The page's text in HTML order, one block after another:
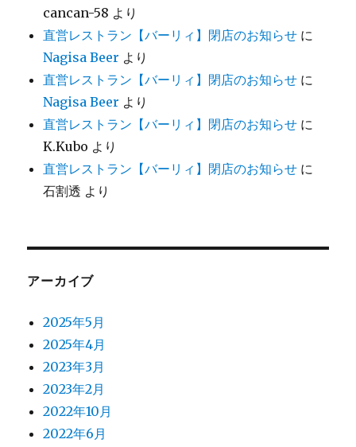
cancan-58 より
直営レストラン【バーリィ】閉店のお知らせ に
Nagisa Beer より
直営レストラン【バーリィ】閉店のお知らせ に
Nagisa Beer より
直営レストラン【バーリィ】閉店のお知らせ に
K.Kubo より
直営レストラン【バーリィ】閉店のお知らせ に
石割透 より
アーカイブ
2025年5月
2025年4月
2023年3月
2023年2月
2022年10月
2022年6月